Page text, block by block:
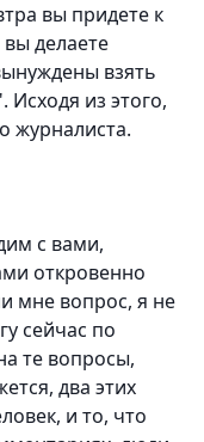
вы придете к
делаете
взять
Исходя из этого,
журналиста.
с вами,
откровенно
мне вопрос, я не
сейчас по
те вопросы,
два этих
и то, что